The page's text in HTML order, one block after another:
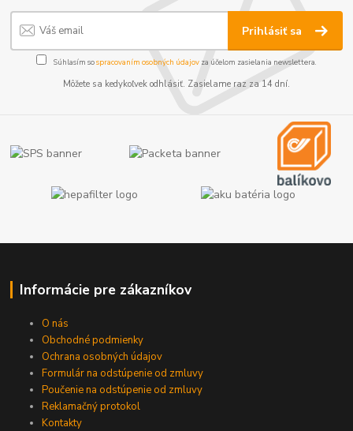
Prihlásiť sa
Súhlasím sospracovaním osobných údajov za účelom zasielania newslettera.
Môžete sa kedykoľvek odhlásiť. Zasielame raz za 14 dní.
Informácie pre zákazníkov
O nás
Obchodné podmienky
Ochrana osobných údajov
Formulár na odstúpenie od zmluvy
Poučenie na odstúpenie od zmluvy
Reklamačný protokol
Kontakty